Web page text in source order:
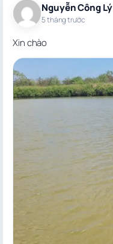
Nguyễn Công Lý
5 tháng trước
Xin chào